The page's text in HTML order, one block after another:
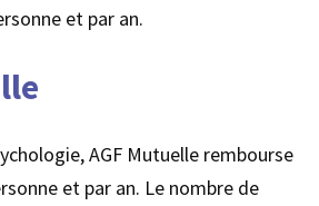
et par an.
AGF Mutuelle rembourse
et par an. Le nombre de